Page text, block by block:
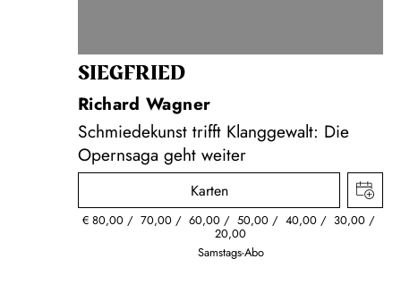
SIEG­FRIED
Richard Wagner
Schmiedekunst trifft Klanggewalt: Die
Opernsaga geht weiter
Karten
€ 80,00 70,00 60,00 50,00 40,00 30,00
20,00
Samstags-Abo